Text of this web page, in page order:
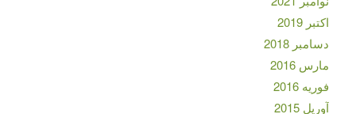
اکتبر 2019
دسامبر 2018
مارس 2016
فوریه 2016
آوریل 2015